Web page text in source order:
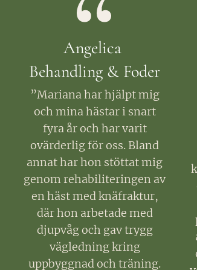
Angelica
Behandling & Foder
”Mariana har hjälpt mig
och mina hästar i snart
fyra år och har varit
ovärderlig för oss. Bland
annat har hon stöttat mig
genom rehabiliteringen av
en häst med knäfraktur,
där hon arbetade med
djupvåg och gav trygg
vägledning kring
uppbyggnad och träning.